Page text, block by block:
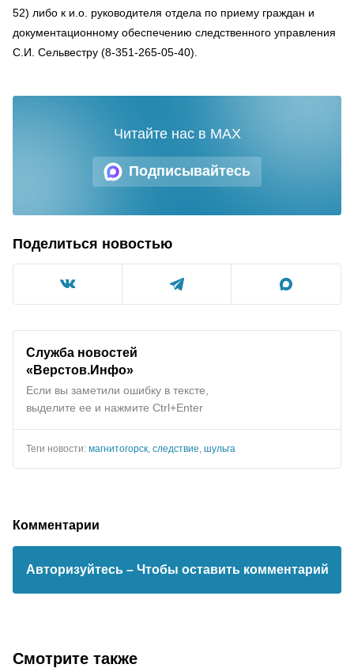
52) либо к и.о. руководителя отдела по приему граждан и
документационному обеспечению следственного управления
С.И. Сельвестру (8-351-265-05-40).
Подписывайтесь
Читайте нас в MAX
Поделиться новостью
Служба новостей
«Верстов.Инфо»
Если вы заметили ошибку в тексте,
выделите ее и нажмите Ctrl+Enter
Теги новости: магнитогорск следствие шульга
Комментарии
Авторизуйтесь – Чтобы оставить комментарий
Смотрите также